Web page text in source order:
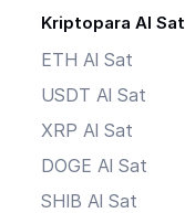
Kriptopara Al Sat
ETH Al Sat
USDT Al Sat
XRP Al Sat
DOGE Al Sat
SHIB Al Sat